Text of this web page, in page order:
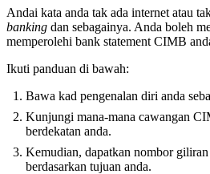
Andai kata anda tak ada internet atau
banking dan sebagainya. Anda boleh
memperolehi bank statement CIMB
Ikuti panduan di bawah:
Bawa kad pengenalan diri anda
Kunjungi mana-mana cawangan
berdekatan anda.
Kemudian, dapatkan nombor
berdasarkan tujuan anda.